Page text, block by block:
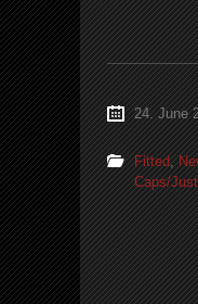
24. June
Fitted,
Caps/